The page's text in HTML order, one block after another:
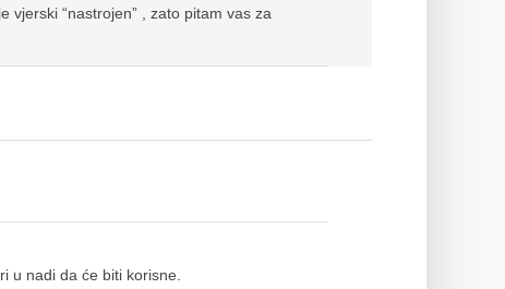
“nastrojen” , zato pitam vas za
u nadi da će biti korisne.